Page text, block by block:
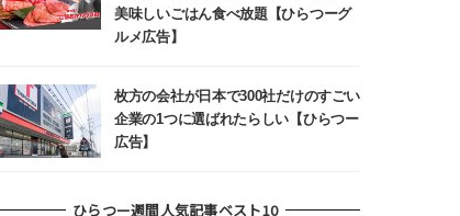
美味しいごはん食べ放題【ひらつーグ
ルメ広告】
枚方の会社が日本で300社だけのすごい
企業の1つに選ばれたらしい【ひらつー
広告】
ひらつー週間人気記事ベスト10